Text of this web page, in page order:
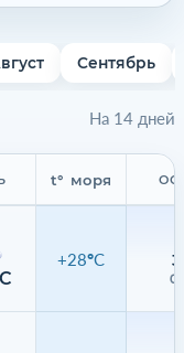
Сентябрь
На 14 дней
t° моря
+28°C